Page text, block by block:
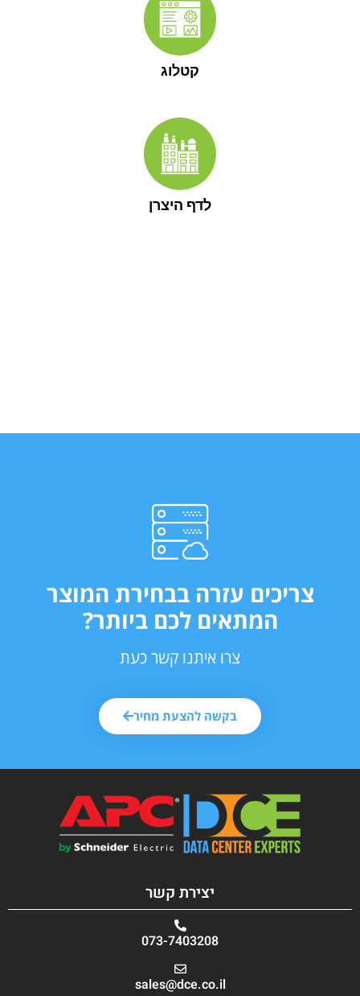
קטלוג
לדף היצרן
צריכים עזרה בבחירת המוצר
המתאים לכם ביותר?
צרו איתנו קשר כעת
בקשה להצעת מחיר
יצירת קשר
073-7403208
sales@dce.co.il